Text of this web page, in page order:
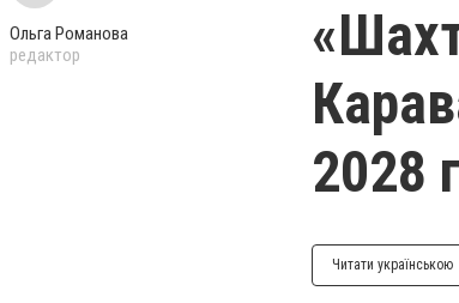
Ольга Романова
редактор
2028
Читати українською